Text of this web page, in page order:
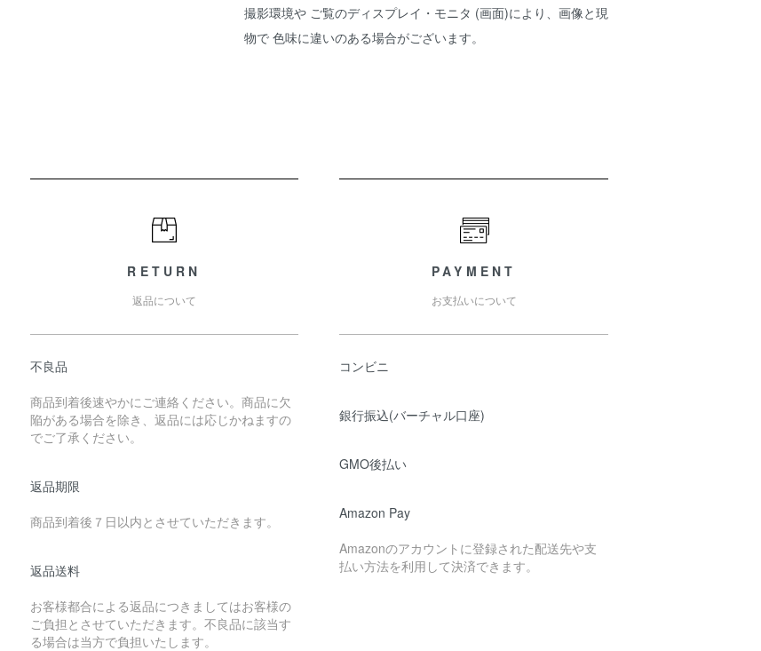
撮影環境や ご覧のディスプレイ・モニタ (画面)により、画像と現
物で 色味に違いのある場合がございます。
RETURN
返品について
不良品
商品到着後速やかにご連絡ください。商品に欠
陥がある場合を除き、返品には応じかねますの
でご了承ください。
返品期限
商品到着後７日以内とさせていただきます。
返品送料
お客様都合による返品につきましてはお客様の
ご負担とさせていただきます。不良品に該当す
る場合は当方で負担いたします。
PAYMENT
お支払いについて
コンビニ
銀行振込(バーチャル口座)
GMO後払い
Amazon Pay
Amazonのアカウントに登録された配送先や支
払い方法を利用して決済できます。